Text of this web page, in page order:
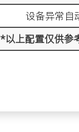
设备异常自
*以上配置仅供参